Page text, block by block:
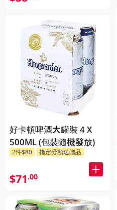
好卡頓啤酒大罐裝 4 X
500ML (包裝隨機發放)
2件$80 指定分類送贈品
$71.00